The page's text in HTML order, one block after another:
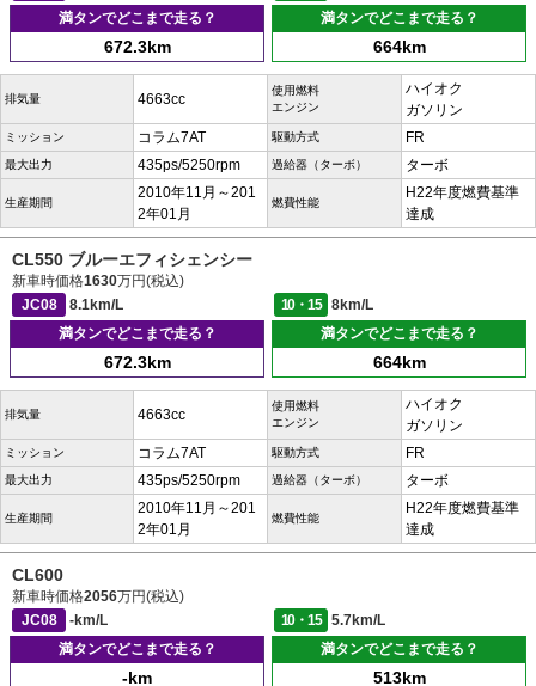
満タンでどこまで走る？
672.3km
満タンでどこまで走る？
664km
排気量 4663cc
使用燃料
エンジン
ハイオク
ガソリン
ミッション コラム7AT 駆動方式 FR
最大出力 435ps/5250rpm 過給器（ターボ） ターボ
生産期間
2010年11月～201
2年01月
燃費性能
H22年度燃費基準
達成
CL550 ブルーエフィシェンシー
新車時価格1630万円(税込)
JC08
8.1km/L 10・15
8km/L
満タンでどこまで走る？
672.3km
満タンでどこまで走る？
664km
排気量 4663cc
使用燃料
エンジン
ハイオク
ガソリン
ミッション コラム7AT 駆動方式 FR
最大出力 435ps/5250rpm 過給器（ターボ） ターボ
生産期間
2010年11月～201
2年01月
燃費性能
H22年度燃費基準
達成
CL600
新車時価格2056万円(税込)
JC08
-km/L 10・15
5.7km/L
満タンでどこまで走る？
-km
満タンでどこまで走る？
513km